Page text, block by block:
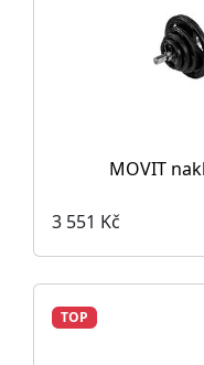
MOVIT
3 551 Kč
TOP